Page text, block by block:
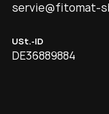
servie@fitomat-
USt.-ID
DE36889884